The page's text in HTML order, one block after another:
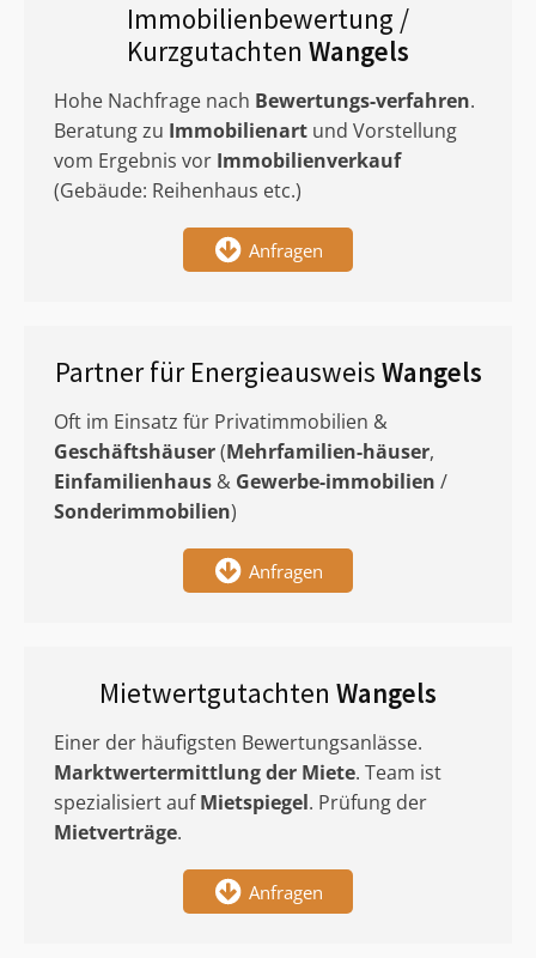
Immobilienbewertung /
Kurzgutachten Wangels
Hohe Nachfrage nach Bewertungs-verfahren.
Beratung zu Immobilienart und Vorstellung
vom Ergebnis vor Immobilienverkauf
(Gebäude: Reihenhaus etc.)
Anfragen
Partner für Energieausweis Wangels
Oft im Einsatz für Privatimmobilien &
Geschäftshäuser(Mehrfamilien-häuser,
Einfamilienhaus & Gewerbe-immobilien /
Sonderimmobilien)
Anfragen
Mietwertgutachten Wangels
Einer der häufigsten Bewertungsanlässe.
Marktwertermittlungder Miete. Team ist
spezialisiert aufMietspiegel. Prüfung der
Mietverträge.
Anfragen